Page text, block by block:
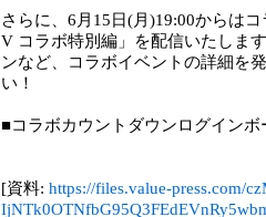
さらに、6月15日(月)19:00からは
V コラボ特別編」を配信いたしま
ンなど、コラボイベントの詳細を
い！
■コラボカウントダウンログインボ
[資料: https://files.value-press.com/